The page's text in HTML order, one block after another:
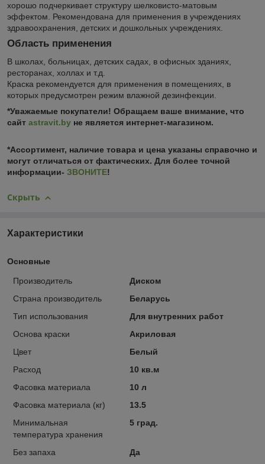
хорошо подчеркивает структуру шелковисто-матовым
эффектом. Рекомендована для применения в учреждениях
здравоохранения, детских и дошкольных учреждениях.
Область применения
В школах, больницах, детских садах, в офисных зданиях,
ресторанах, холлах и т.д.
Краска рекомендуется для применения в помещениях, в
которых предусмотрен режим влажной дезинфекции.
*Уважаемые покупатели! Обращаем ваше внимание, что
сайт astravit.by не является интернет-магазином.
*Ассортимент, наличие товара и цена указаны справочно и
могут отличаться от фактических. Для более точной
информации- ЗВОНИТЕ!
Скрыть
Характеристики
Основные
Производитель
Диском
Страна производитель
Беларусь
Тип использования
Для внутренних работ
Основа краски
Акриловая
Цвет
Белый
Расход
10 кв.м
Фасовка материала
10 л
Фасовка материала (кг)
13.5
Минимальная
температура хранения
5 град.
Без запаха Да